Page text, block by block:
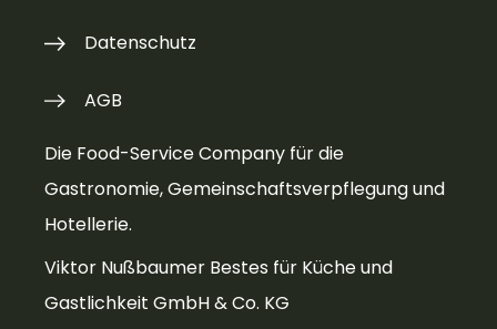
Die Food-Service Company für die
Gastronomie, Gemeinschaftsverpflegung und
Hotellerie.
Viktor Nußbaumer Bestes für Küche und
Gastlichkeit GmbH & Co. KG
Datenschutz
AGB